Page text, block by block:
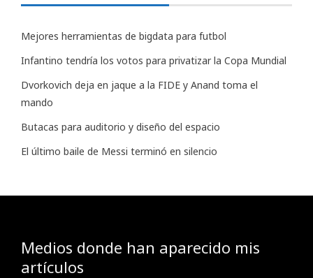
Mejores herramientas de bigdata para futbol
Infantino tendría los votos para privatizar la Copa Mundial
Dvorkovich deja en jaque a la FIDE y Anand toma el
mando
Butacas para auditorio y diseño del espacio
El último baile de Messi terminó en silencio
Medios donde han aparecido mis
artículos